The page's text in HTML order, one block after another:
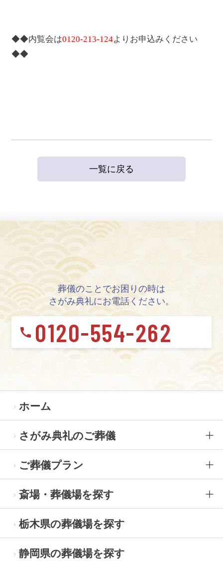
◆◆内覧会は0120-213-124よりお申込みください
◆◆
一覧に戻る
葬儀のことでお困りの時は
さがみ典礼にお電話ください。
0120-554-262
ホーム
さがみ典礼のご葬儀
ご葬儀プラン
斎場・葬儀場を探す
栃木県の葬儀場を探す
静岡県の葬儀場を探す